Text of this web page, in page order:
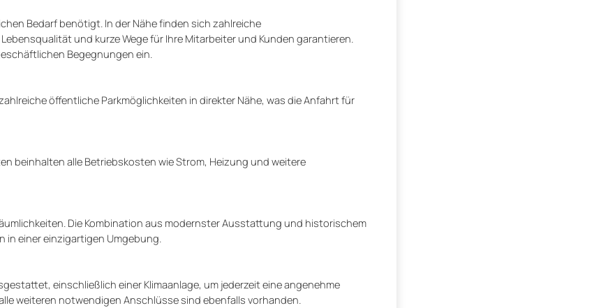
Bedarf benötigt. In der Nähe finden sich zahlreiche
und kurze Wege für Ihre Mitarbeiter und Kunden garantieren.
Begegnungen ein.
öffentliche Parkmöglichkeiten in direkter Nähe, was die Anfahrt für
beinhalten alle Betriebskosten wie Strom, Heizung und weitere
Die Kombination aus modernster Ausstattung und historischem
in einer einzigartigen Umgebung.
einschließlich einer Klimaanlage, um jederzeit eine angenehme
weiteren notwendigen Anschlüsse sind ebenfalls vorhanden.